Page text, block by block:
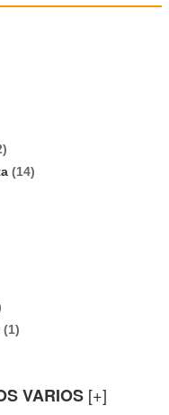
(14)
(1)
VARIOS [+]